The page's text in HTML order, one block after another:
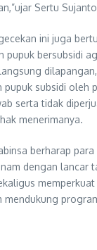
Sertu
ini juga
pupuk bersubsidi
subsidi oleh
serta tidak
menerimanya.
berharap
dengan lancar
mendukung